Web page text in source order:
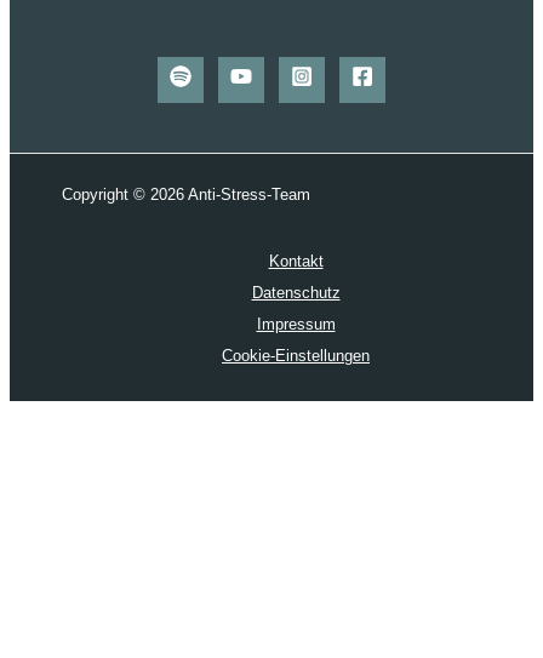
Copyright © 2026 Anti-Stress-Team
Kontakt
Datenschutz
Impressum
Cookie-Einstellungen